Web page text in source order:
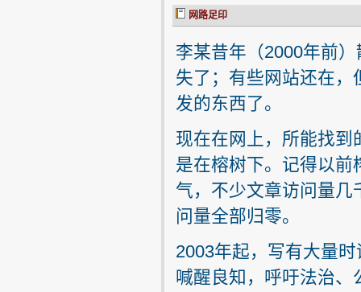
网路足印
李某昔年（2000年前
失了；有些网站还在
发的东西了。
现在在网上，所能找到
是在榕树下。记得以
气，不少文章访问量几
问量全部归零。
2003年起，写有大量
喊醒良知，呼吁法治